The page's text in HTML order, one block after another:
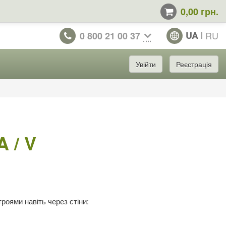
0,00 грн.
0 800 21 00 37 UA RU
Увійти Реєстрація
/ V
навіть через стіни: